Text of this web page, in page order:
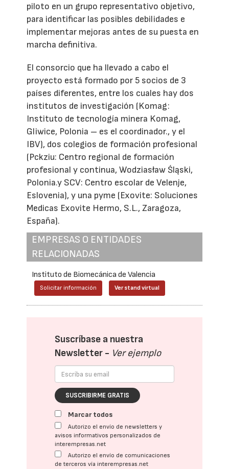
piloto en un grupo representativo objetivo,
para identificar las posibles debilidades e
implementar mejoras antes de su puesta en
marcha definitiva.
El consorcio que ha llevado a cabo el
proyecto está formado por 5 socios de 3
países diferentes, entre los cuales hay dos
institutos de investigación (Komag:
Instituto de tecnología minera Komag,
Gliwice, Polonia – es el coordinador., y el
IBV), dos colegios de formación profesional
(Pckziu: Centro regional de formación
profesional y continua, Wodziasław Śląski,
Polonia.y SCV: Centro escolar de Velenje,
Eslovenia), y una pyme (Exovite: Soluciones
Medicas Exovite Hermo, S.L., Zaragoza,
España).
EMPRESAS O ENTIDADES
RELACIONADAS
Instituto de Biomecánica de Valencia
Solicitar información Ver stand virtual
Suscríbase a nuestra
Newsletter - Ver ejemplo
SUSCRIBIRME GRATIS
Marcar todos
Autorizo el envío de newsletters y
avisos informativos personalizados de
interempresas.net
Autorizo el envío de comunicaciones
de terceros vía interempresas.net